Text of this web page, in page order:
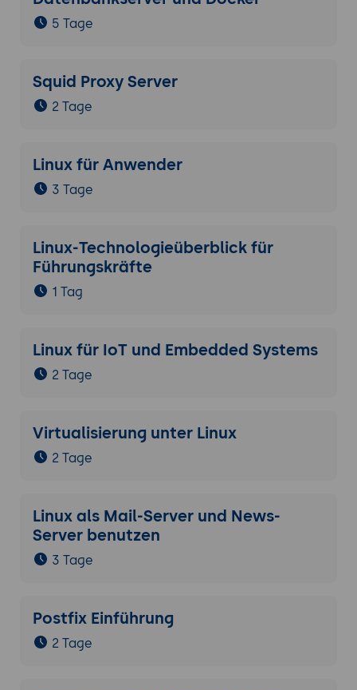
5 Tage
Squid Proxy Server
2 Tage
Linux für Anwender
3 Tage
Linux-Technologieüberblick für
Führungskräfte
1 Tag
Linux für IoT und Embedded Systems
2 Tage
Virtualisierung unter Linux
2 Tage
Linux als Mail-Server und News-
Server benutzen
3 Tage
Postfix Einführung
2 Tage